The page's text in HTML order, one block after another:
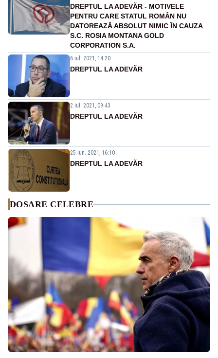
DREPTUL LA ADEVĂR - MOTIVELE
PENTRU CARE STATUL ROMÂN NU
DATOREAZĂ ABSOLUT NIMIC ÎN CAUZA
S.C. ROSIA MONTANA GOLD
CORPORATION S.A.
6 iul. 2021, 14:20
DREPTUL LA ADEVĂR
2 iul. 2021, 09:43
DREPTUL LA ADEVĂR
25 iun. 2021, 16:10
DREPTUL LA ADEVĂR
DOSARE CELEBRE